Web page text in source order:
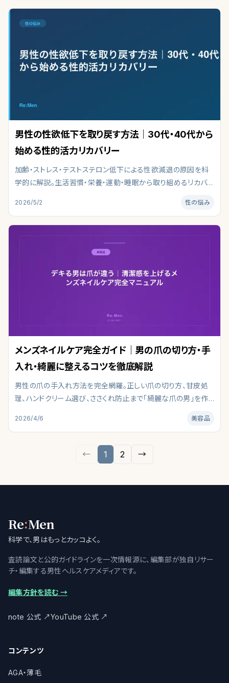
男性の性欲低下を取り戻す方法｜30代・40代から
始める性的活力リカバリー
加齢・ストレス・テストステロン低下による性欲減退の原因を科
学的に解説。生活習慣・栄養・運動・睡眠から取り組めるリカバリ
て紹介します。医学論文と公的ガイドラインを参照し、対策とクリ
2026/5/2 性の悩み
メンズネイルケア完全ガイド｜男の爪の切り方・手
入れ・綺麗に整えるコツを徹底解説
男性の爪の手入れ方法を完全網羅。正しい爪の切り方、甘皮処
理、ハンドクリーム選び、ささくれ防止まで「綺麗な爪の男」を作
の作り方を、皮膚科学の知見をもとに編集部がまとめました。
2026/4/6 美容品
← 1 2 →
Re:Men
科学で、男はもっとカッコよく。
査読論文と公的ガイドラインを一次情報源に、編集部が独自リサー
チ・編集する男性ヘルスケアメディアです。
編集方針を読む →
note 公式 ↗YouTube 公式 ↗
コンテンツ
AGA・薄毛